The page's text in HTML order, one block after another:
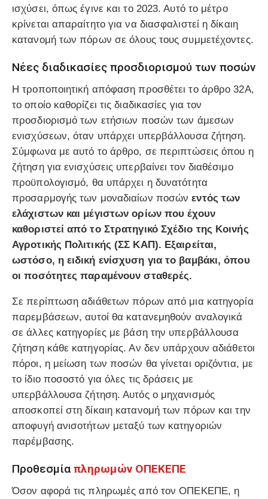
ισχύσει, όπως έγινε και το 2023. Αυτό το μέτρο
κρίνεται απαραίτητο για να διασφαλιστεί η δίκαιη
κατανομή των πόρων σε όλους τους συμμετέχοντες.
Νέες διαδικασίες προσδιορισμού των ποσών
Η τροποποιητική απόφαση προσθέτει το άρθρο 32Α,
το οποίο καθορίζει τις διαδικασίες για τον
προσδιορισμό των ετήσιων ποσών των άμεσων
ενισχύσεων, όταν υπάρχει υπερβάλλουσα ζήτηση.
Σύμφωνα με αυτό το άρθρο, σε περιπτώσεις όπου η
ζήτηση για ενισχύσεις υπερβαίνει τον διαθέσιμο
προϋπολογισμό, θα υπάρχει η δυνατότητα
προσαρμογής των μοναδιαίων ποσώνεντός των
ελάχιστων και μέγιστων ορίων που έχουν
καθοριστεί από το Στρατηγικό Σχέδιο της Κοινής
Αγροτικής Πολιτικής (ΣΣ ΚΑΠ). Εξαιρείται,
ωστόσο, η ειδική ενίσχυση για το βαμβάκι, όπου
οι ποσότητες παραμένουν σταθερές.
Σε περίπτωση αδιάθετων πόρων από μια κατηγορία
παρεμβάσεων, αυτοί θα κατανεμηθούν αναλογικά
σε άλλες κατηγορίες με βάση την υπερβάλλουσα
ζήτηση κάθε κατηγορίας. Αν δεν υπάρχουν αδιάθετοι
πόροι, η μείωση των ποσών θα γίνεται οριζόντια, με
το ίδιο ποσοστό για όλες τις δράσεις με
υπερβάλλουσα ζήτηση. Αυτός ο μηχανισμός
αποσκοπεί στη δίκαιη κατανομή των πόρων και την
αποφυγή ανισοτήτων μεταξύ των κατηγοριών
παρέμβασης.
Προθεσμίαπληρωμών ΟΠΕΚΕΠΕ
Όσον αφορά τις πληρωμές από τον ΟΠΕΚΕΠΕ, η